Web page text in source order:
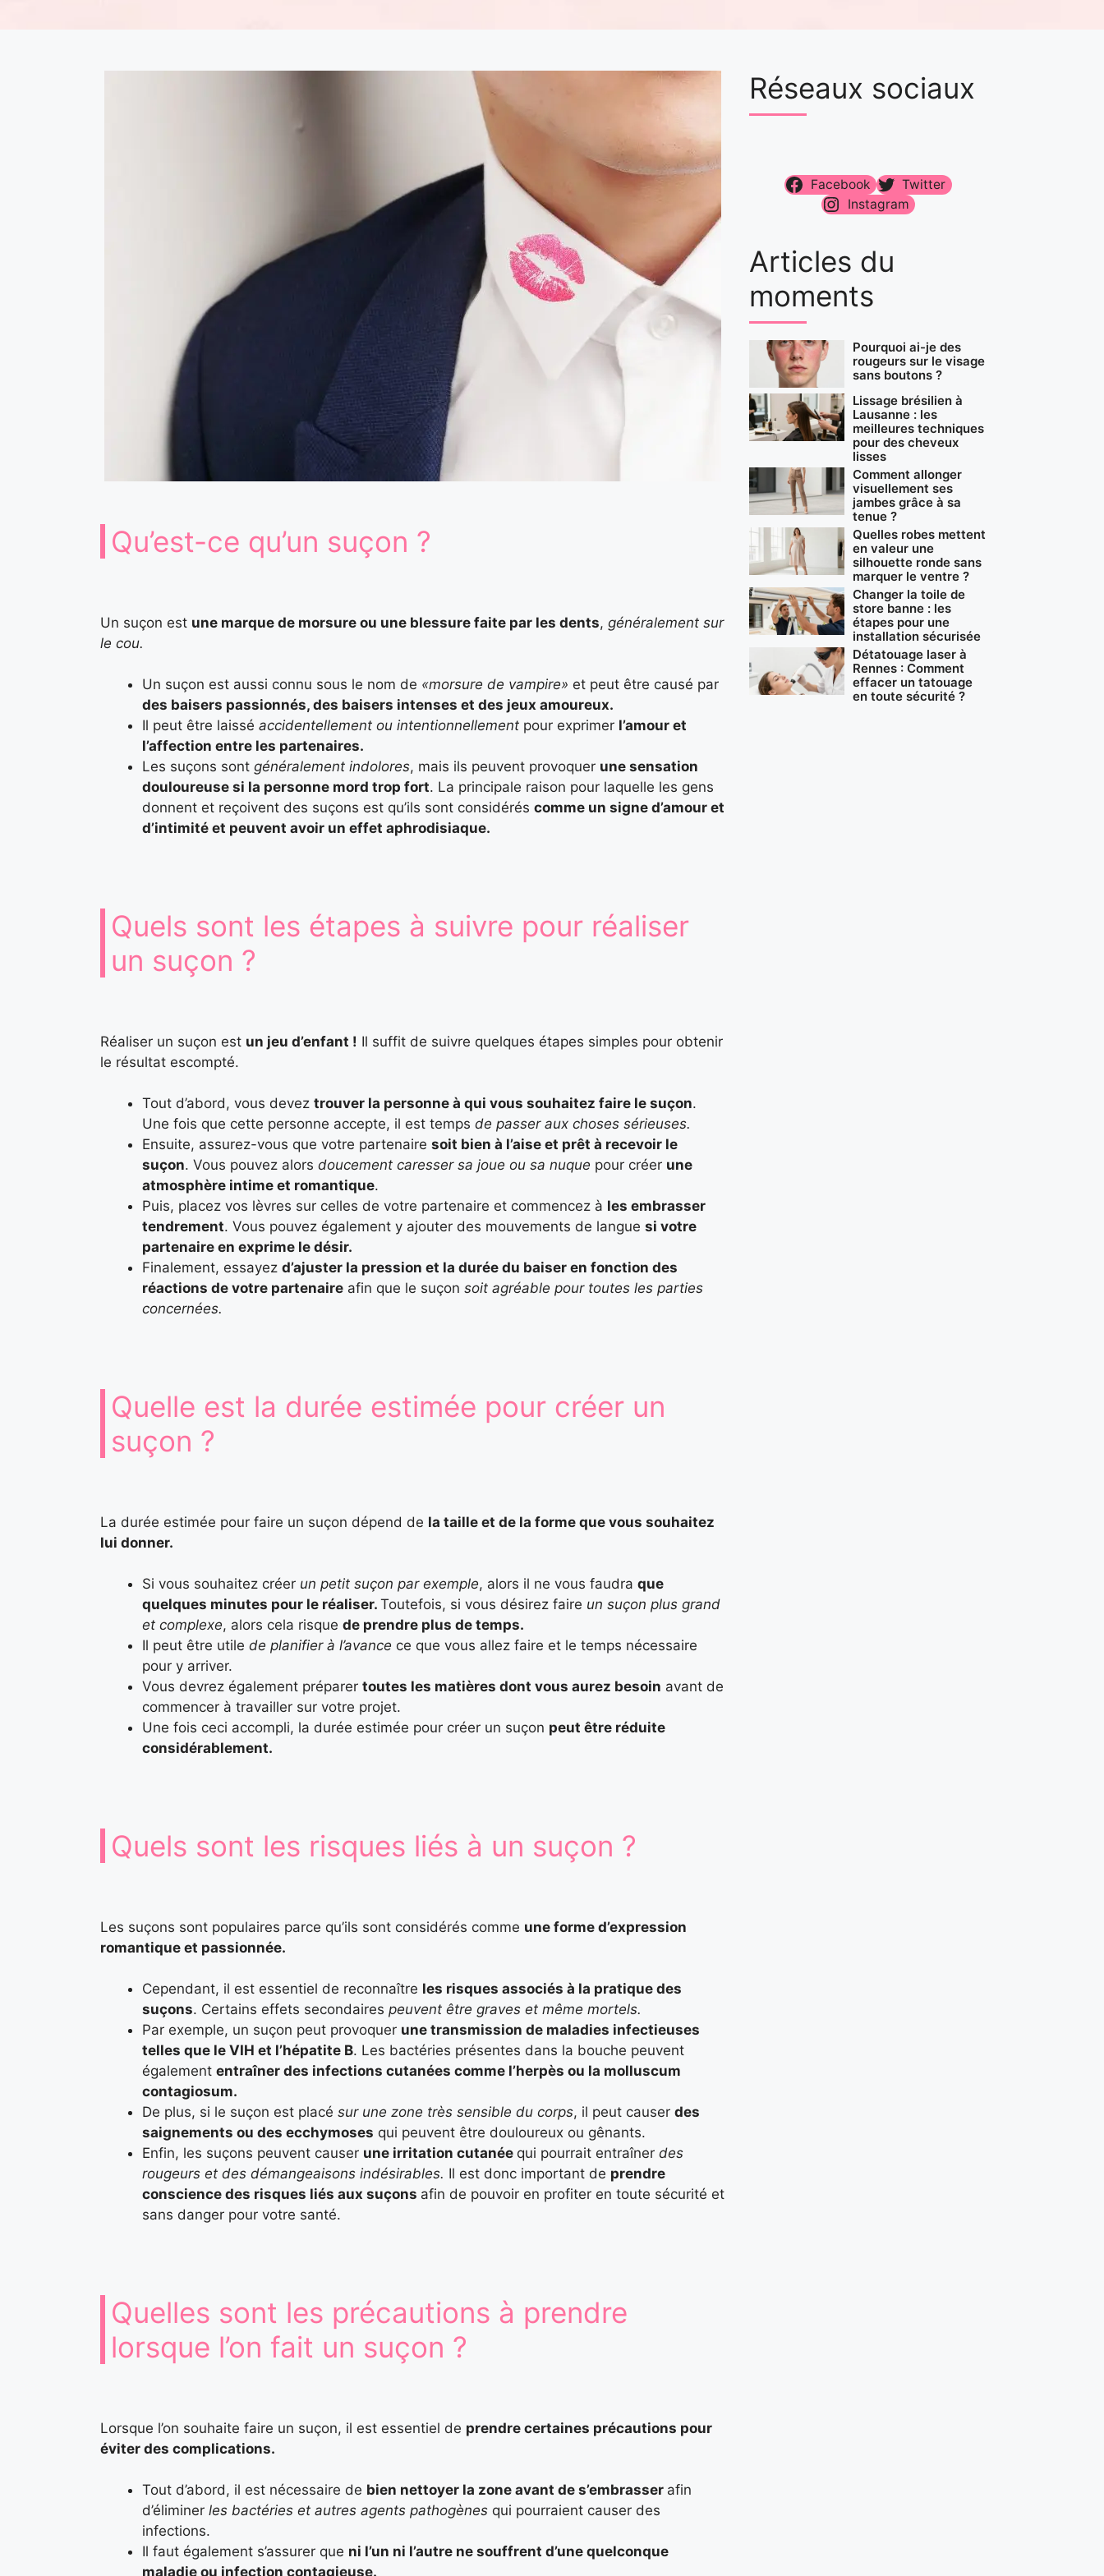
Qu’est-ce qu’un suçon ?
Un suçon est une marque de morsure ou une blessure faite par les dents, généralement sur
le cou.
Un suçon est aussi connu sous le nom de «morsure de vampire» et peut être causé par
des baisers passionnés, des baisers intenses et des jeux amoureux.
Il peut être laissé accidentellement ou intentionnellement pour exprimer l’amour et
l’affection entre les partenaires.
Les suçons sont généralement indolores, mais ils peuvent provoquer une sensation
douloureuse si la personne mord trop fort. La principale raison pour laquelle les gens
donnent et reçoivent des suçons est qu’ils sont considérés comme un signe d’amour et
d’intimité et peuvent avoir un effet aphrodisiaque.
Quels sont les étapes à suivre pour réaliser
un suçon ?
Réaliser un suçon est un jeu d’enfant ! Il suffit de suivre quelques étapes simples pour obtenir
le résultat escompté.
Tout d’abord, vous devez trouver la personne à qui vous souhaitez faire le suçon.
Une fois que cette personne accepte, il est temps de passer aux choses sérieuses.
Ensuite, assurez-vous que votre partenaire soit bien à l’aise et prêt à recevoir le
suçon. Vous pouvez alors doucement caresser sa joue ou sa nuque pour créer une
atmosphère intime et romantique.
Puis, placez vos lèvres sur celles de votre partenaire et commencez à les embrasser
tendrement. Vous pouvez également y ajouter des mouvements de langue si votre
partenaire en exprime le désir.
Finalement, essayez d’ajuster la pression et la durée du baiser en fonction des
réactions de votre partenaire afin que le suçon soit agréable pour toutes les parties
concernées.
Quelle est la durée estimée pour créer un
suçon ?
La durée estimée pour faire un suçon dépend de la taille et de la forme que vous souhaitez
lui donner.
Si vous souhaitez créer un petit suçon par exemple, alors il ne vous faudra que
quelques minutes pour le réaliser. Toutefois, si vous désirez faire un suçon plus grand
et complexe, alors cela risque de prendre plus de temps.
Il peut être utile de planifier à l’avance ce que vous allez faire et le temps nécessaire
pour y arriver.
Vous devrez également préparer toutes les matières dont vous aurez besoin avant de
commencer à travailler sur votre projet.
Une fois ceci accompli, la durée estimée pour créer un suçon peut être réduite
considérablement.
Quels sont les risques liés à un suçon ?
Les suçons sont populaires parce qu’ils sont considérés comme une forme d’expression
romantique et passionnée.
Cependant, il est essentiel de reconnaître les risques associés à la pratique des
suçons. Certains effets secondaires peuvent être graves et même mortels.
Par exemple, un suçon peut provoquer une transmission de maladies infectieuses
telles que le VIH et l’hépatite B. Les bactéries présentes dans la bouche peuvent
également entraîner des infections cutanées comme l’herpès ou la molluscum
contagiosum.
De plus, si le suçon est placé sur une zone très sensible du corps, il peut causer des
saignements ou des ecchymoses qui peuvent être douloureux ou gênants.
Enfin, les suçons peuvent causer une irritation cutanée qui pourrait entraîner des
rougeurs et des démangeaisons indésirables. Il est donc important de prendre
conscience des risques liés aux suçons afin de pouvoir en profiter en toute sécurité et
sans danger pour votre santé.
Quelles sont les précautions à prendre
lorsque l’on fait un suçon ?
Lorsque l’on souhaite faire un suçon, il est essentiel de prendre certaines précautions pour
éviter des complications.
Tout d’abord, il est nécessaire de bien nettoyer la zone avant de s’embrasser afin
d’éliminer les bactéries et autres agents pathogènes qui pourraient causer des
infections.
Il faut également s’assurer que ni l’un ni l’autre ne souffrent d’une quelconque
maladie ou infection contagieuse.
Réseaux sociaux
Facebook
Twitter
Instagram
Articles du
moments
Pourquoi ai-je des
rougeurs sur le visage
sans boutons ?
Lissage brésilien à
Lausanne : les
meilleures techniques
pour des cheveux
lisses
Comment allonger
visuellement ses
jambes grâce à sa
tenue ?
Quelles robes mettent
en valeur une
silhouette ronde sans
marquer le ventre ?
Changer la toile de
store banne : les
étapes pour une
installation sécurisée
Détatouage laser à
Rennes : Comment
effacer un tatouage
en toute sécurité ?